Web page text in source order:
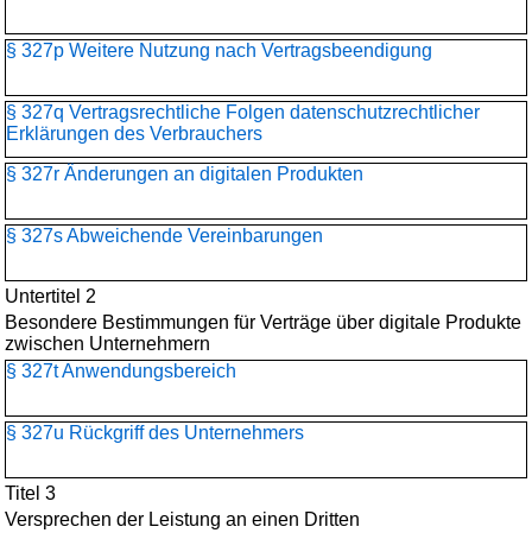
§ 327p Weitere Nutzung nach Vertragsbeendigung
§ 327q Vertragsrechtliche Folgen datenschutzrechtlicher
Erklärungen des Verbrauchers
§ 327r Änderungen an digitalen Produkten
§ 327s Abweichende Vereinbarungen
Untertitel 2
Besondere Bestimmungen für Verträge über digitale Produkte
zwischen Unternehmern
§ 327t Anwendungsbereich
§ 327u Rückgriff des Unternehmers
Titel 3
Versprechen der Leistung an einen Dritten